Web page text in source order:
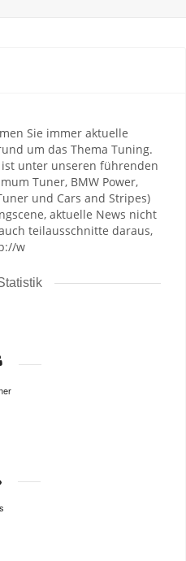
Sie immer aktuelle
um das Thema Tuning.
ist unter unseren führenden
Tuner, BMW Power,
und Cars and Stripes)
aktuelle News nicht
teilausschnitte daraus,
w